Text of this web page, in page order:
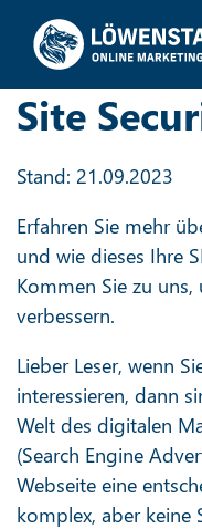
Site
Stand: 21.09.2023
Erfahren Sie mehr
und wie dieses Ihre
Kommen Sie zu
verbessern.
Lieber Leser, wenn
interessieren, dann
Welt des digitalen
(Search Engine
Webseite eine
komplex, aber keine